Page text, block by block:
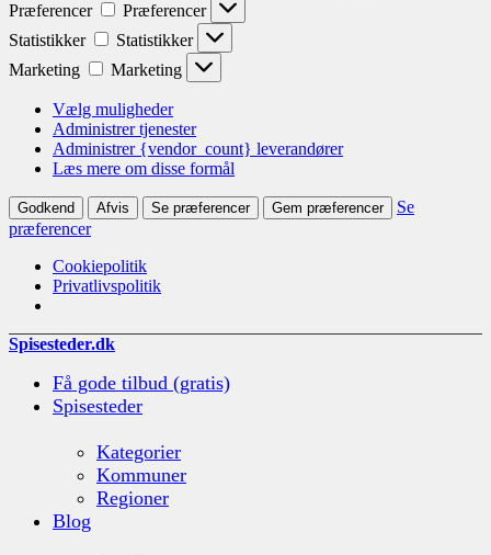
Præferencer
Præferencer
Statistikker
Statistikker
Marketing
Marketing
Vælg muligheder
Administrer tjenester
Administrer {vendor_count} leverandører
Læs mere om disse formål
Godkend Afvis Se præferencer Gem præferencer
Se
præferencer
Cookiepolitik
Privatlivspolitik
Spisesteder.dk
Få gode tilbud (gratis)
Spisesteder
Kategorier
Kommuner
Regioner
Blog